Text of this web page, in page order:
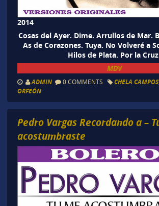
2014
Cosas del Ayer. Dime. Arrullos de Mar.
As de Corazones. Tuya. No Volveré a
Hilos de Plata. Por la
MDV
ADMIN 0 COMMENTS CHELA CAMPOS,
ORFEÓN
Pedro Vargas Recordando a –
acostumbraste